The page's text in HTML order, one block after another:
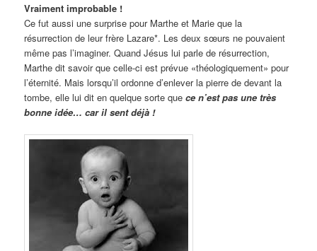
Vraiment improbable !
Ce fut aussi une surprise pour Marthe et Marie que la
résurrection de leur frère Lazare*. Les deux sœurs ne pouvaient
même pas l’imaginer. Quand Jésus lui parle de résurrection,
Marthe dit savoir que celle-ci est prévue «théologiquement» pour
l’éternité. Mais lorsqu’il ordonne d’enlever la pierre de devant la
tombe, elle lui dit en quelque sorte quece n’est pas une très
bonne idée… car il sent déjà !